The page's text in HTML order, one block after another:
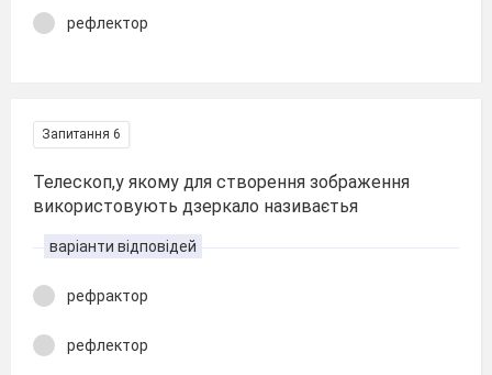
рефлектор
Запитання 6
Телескоп,у якому для створення зображення
використовують дзеркало називаєтья
варіанти відповідей
рефрактор
рефлектор